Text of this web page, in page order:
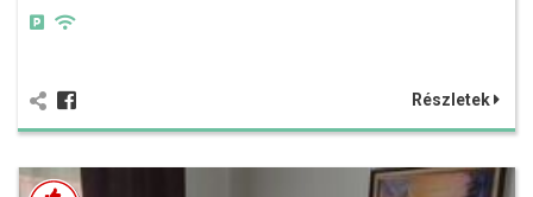
Részletek